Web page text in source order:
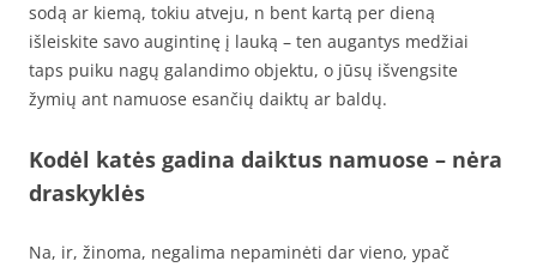
sodą ar kiemą, tokiu atveju, n bent kartą per dieną
išleiskite savo augintinę į lauką – ten augantys medžiai
taps puiku nagų galandimo objektu, o jūsų išvengsite
žymių ant namuose esančių daiktų ar baldų.
Kodėl katės gadina daiktus namuose – nėra
draskyklės
Na, ir, žinoma, negalima nepaminėti dar vieno, ypač